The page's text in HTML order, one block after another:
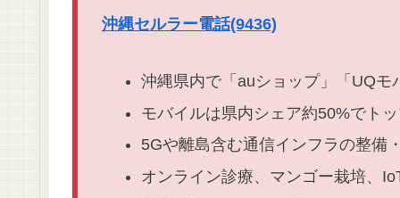
沖縄セルラー電話(9436)
沖縄県内で「auショップ」「UQモ
モバイルは県内シェア約50%でト
5Gや離島含む通信インフラの整備
オンライン診療、マンゴー栽培、